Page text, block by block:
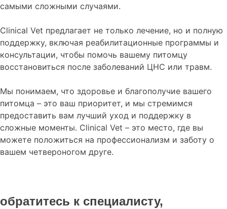
самыми сложными случаями.
Clinical Vet предлагает не только лечение, но и полную
поддержку, включая реабилитационные программы и
консультации, чтобы помочь вашему питомцу
восстановиться после заболеваний ЦНС или травм.
Мы понимаем, что здоровье и благополучие вашего
питомца – это ваш приоритет, и мы стремимся
предоставить вам лучший уход и поддержку в
сложные моменты. Clinical Vet – это место, где вы
можете положиться на профессионализм и заботу о
вашем четвероногом друге.
обратитесь к специалисту,